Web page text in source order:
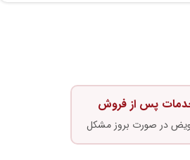
پس از فروش
در صورت بروز مشکل